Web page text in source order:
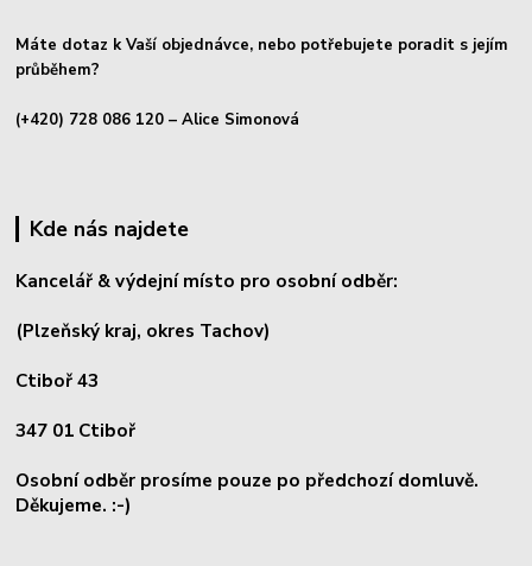
Máte dotaz k Vaší objednávce, nebo potřebujete poradit s jejím
průběhem?
(+420) 728 086 120 – Alice Simonová
Kde nás najdete
Kancelář & výdejní místo pro osobní odběr:
(Plzeňský kraj, okres Tachov)
Ctiboř 43
347 01 Ctiboř
Osobní odběr prosíme pouze po předchozí domluvě.
Děkujeme. :-)